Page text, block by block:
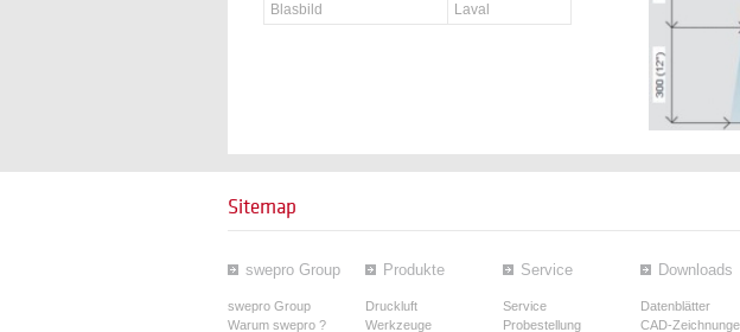
Blasbild
Laval
Sitemap
swepro Group
swepro Group
Warum swepro ?
Produkte
Druckluft
Werkzeuge
Service
Service
Probestellung
Downloads
Datenblätter
CAD-